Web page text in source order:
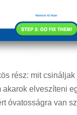
rész: mit
akarok elveszíteni
óvatosságra van